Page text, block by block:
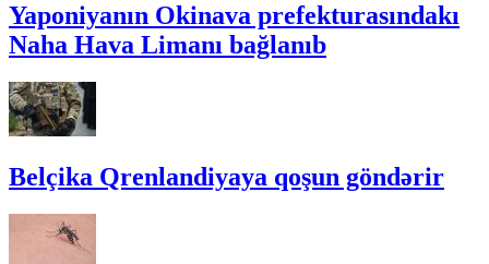
Yaponiyanın Okinava prefekturasındakı
Naha Hava Limanı bağlanıb
Belçika Qrenlandiyaya qoşun göndərir